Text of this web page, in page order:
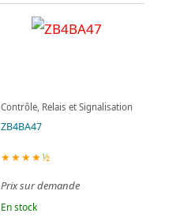
Contrôle, Relais et Signalisation
ZB4BA47
★★★★½
Prix sur demande
En stock